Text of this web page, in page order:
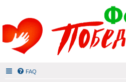
FAQ